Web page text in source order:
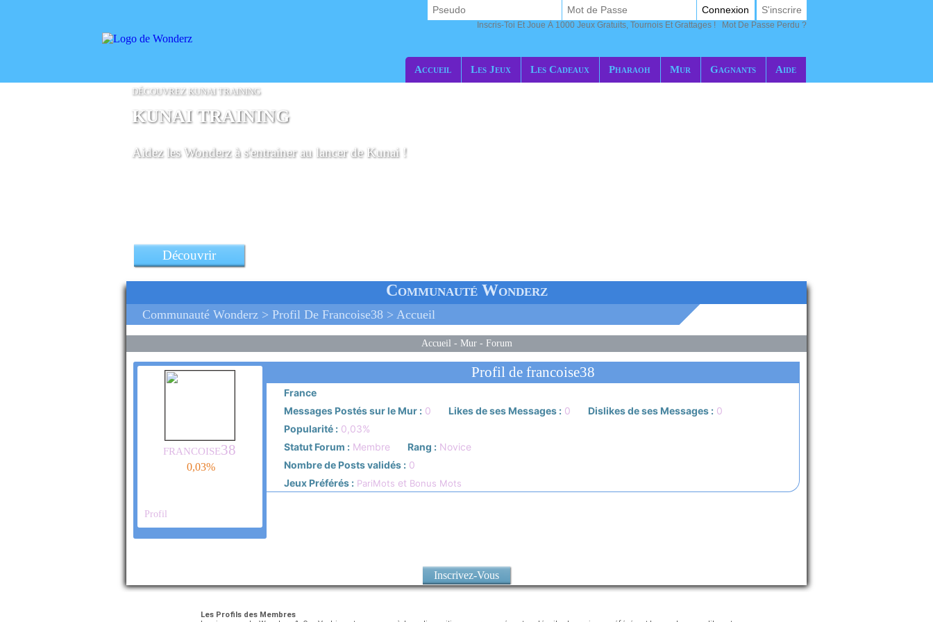
Accueil Les Jeux Les Cadeaux Pharaoh Mur Gagnants Aide
Connexion S'inscrire
Inscris-Toi Et Joue À 1000 Jeux Gratuits, Tournois Et Grattages ! Mot De Passe Perdu ?
DÉCOUVREZ KUNAI TRAINING
KUNAI TRAINING
Aidez les Wonderz à s'entrainer au lancer de Kunai !
Découvrir
Communauté Wonderz
Communauté Wonderz > Profil De Francoise38 > Accueil
Accueil - Mur- Forum
francoise38
0,03%
Profil
Profil de francoise38
France
Messages Postés sur le Mur :0 Likes de ses Messages :0 Dislikes de ses Messages :0
Popularité :0,03%
Statut Forum :Membre Rang :Novice
Nombre de Posts validés :0
Jeux Préférés : PariMots et Bonus Mots
Inscrivez-Vous
Les Profils des Membres